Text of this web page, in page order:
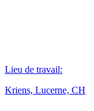
Lieu de travail:
Kriens, Lucerne, CH